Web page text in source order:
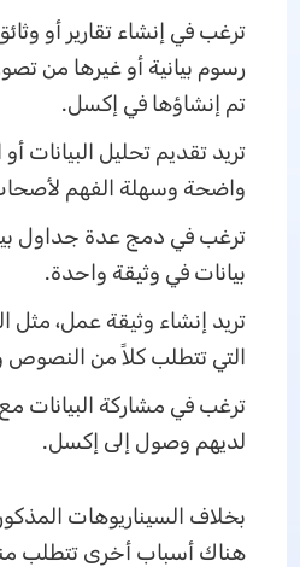
ترغب في إنشاء تقارير أو
رسوم بيانية أو غيرها من
تم إنشاؤها في إكسل.
تريد تقديم تحليل البيانات أو
واضحة وسهلة الفهم
ترغب في دمج عدة جداول
بيانات في وثيقة واحدة.
تريد إنشاء وثيقة عمل، مثل
التي تتطلب كلاً من النصوص
ترغب في مشاركة البيانات
لديهم وصول إلى إكسل.
بخلاف السيناريوهات
هناك أسباب أخرى تتطلب